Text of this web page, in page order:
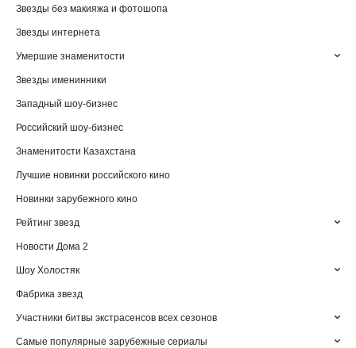
Звезды без макияжа и фотошопа
Звезды интернета
Умершие знаменитости
Звезды именинники
Западный шоу-бизнес
Российский шоу-бизнес
Знаменитости Казахстана
Лучшие новинки российского кино
Новинки зарубежного кино
Рейтинг звезд
Новости Дома 2
Шоу Холостяк
Фабрика звезд
Участники битвы экстрасенсов всех сезонов
Самые популярные зарубежные сериалы